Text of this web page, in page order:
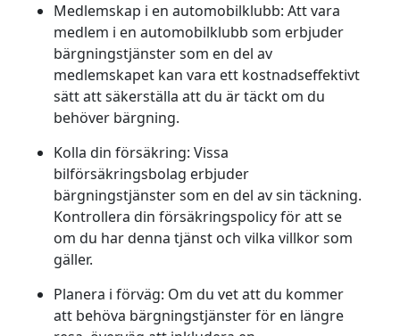
Medlemskap i en automobilklubb: Att vara
medlem i en automobilklubb som erbjuder
bärgningstjänster som en del av
medlemskapet kan vara ett kostnadseffektivt
sätt att säkerställa att du är täckt om du
behöver bärgning.
Kolla din försäkring: Vissa
bilförsäkringsbolag erbjuder
bärgningstjänster som en del av sin täckning.
Kontrollera din försäkringspolicy för att se
om du har denna tjänst och vilka villkor som
gäller.
Planera i förväg: Om du vet att du kommer
att behöva bärgningstjänster för en längre